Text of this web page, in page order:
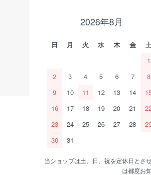
2026年8月
日 月 火 水 木 金
土
1
2
3 4 5 6 7
8
9
10 11 12 13 14
16
17 18 19 20 21
23
24 25 26 27 28
30
31
当ショップは土、日、祝を定休日とさ
は都度お